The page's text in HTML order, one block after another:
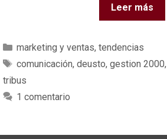
Leer más
marketing y ventas, tendencias
comunicación, deusto, gestion 2000,
tribus
1 comentario